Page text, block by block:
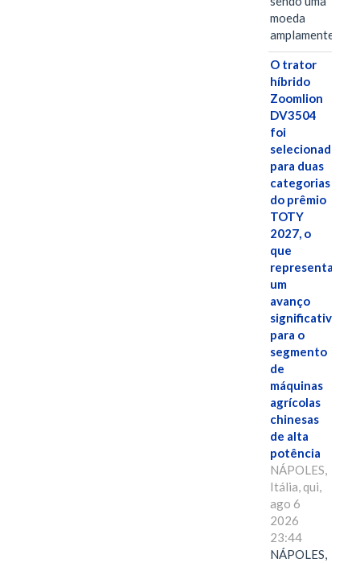
moeda
amplamente…
O trator
híbrido
Zoomlion
DV3504
foi
selecionado
para duas
categorias
do prêmio
TOTY
2027, o
que
representa
um
avanço
significativo
para o
segmento
de
máquinas
agrícolas
chinesas
de alta
potência
NÁPOLES,
Itália, qui,
ago 6
2026
23:44
NÁPOLES,